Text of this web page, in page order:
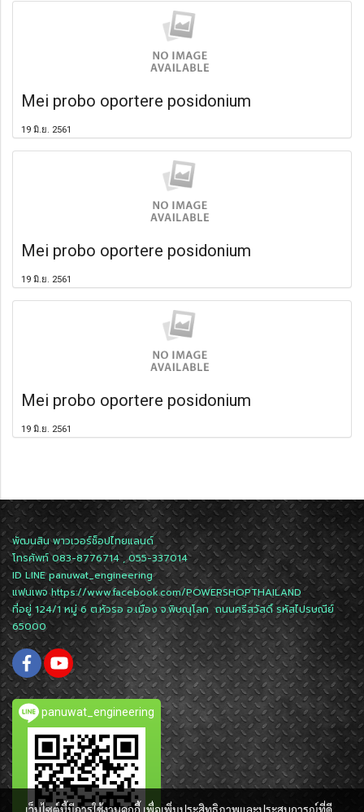
Mei probo oportere posidonium
19 มิ.ย. 2561
Mei probo oportere posidonium
19 มิ.ย. 2561
Mei probo oportere posidonium
19 มิ.ย. 2561
พัฒนสิน พาวเวอร์ช็อปไทยแลนด์
โทรศัพท์ 083-8776714 , 055-337014
ID LINEpanuwat_engineering
แฟนเพจhttps://www.facebook.com/POWERSHOPTHAILAND
ที่อยู่ 124/1 หมู่ 6 ต.หัวรอ อ.เมือง จ.พิษณุโลก ถนนศรีสวัสดิ์ รหัสไปรษณีย์
65000
panuwat_engineering